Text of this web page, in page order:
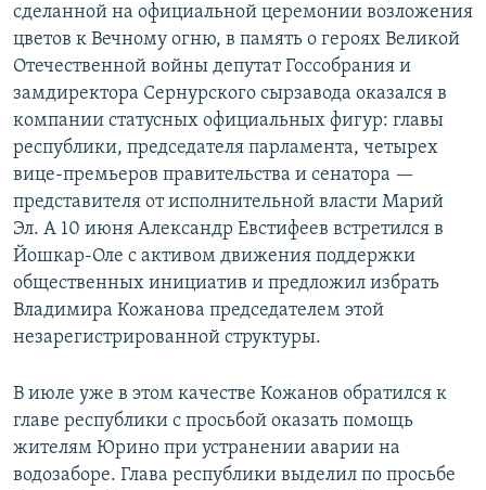
сделанной на официальной церемонии возложения
цветов к Вечному огню, в память о героях Великой
Отечественной войны депутат Госсобрания и
замдиректора Сернурского сырзавода оказался в
компании статусных официальных фигур: главы
республики, председателя парламента, четырех
вице-премьеров правительства и сенатора —
представителя от исполнительной власти Марий
Эл. А 10 июня Александр Евстифеев встретился в
Йошкар-Оле с активом движения поддержки
общественных инициатив и предложил избрать
Владимира Кожанова председателем этой
незарегистрированной структуры.
В июле уже в этом качестве Кожанов обратился к
главе республики с просьбой оказать помощь
жителям Юрино при устранении аварии на
водозаборе. Глава республики выделил по просьбе